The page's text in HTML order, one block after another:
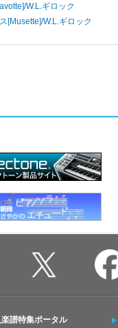
W.L.ギロック
[Musette]/W.L.ギロック
譜特集ポータル